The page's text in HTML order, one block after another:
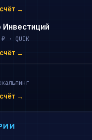
→
· QUIK
→
→